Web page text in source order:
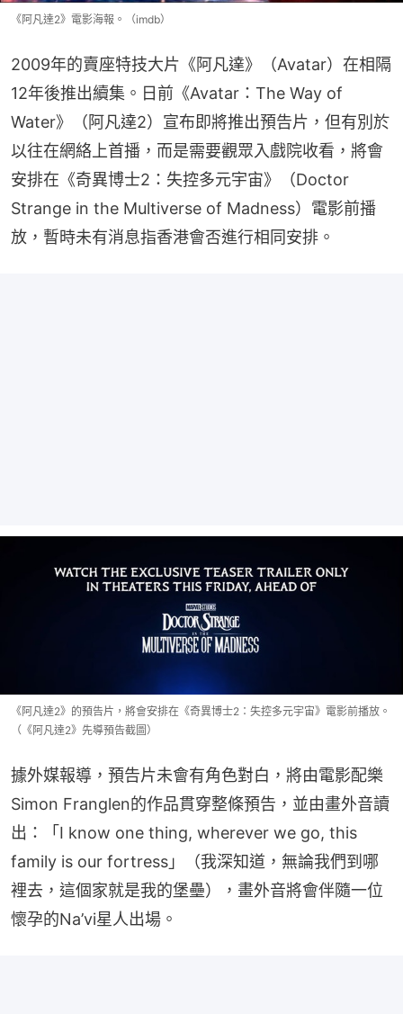
《阿凡達2》電影海報。（imdb）
2009年的賣座特技大片《阿凡達》（Avatar）在相隔
12年後推出續集。日前《Avatar：The Way of
Water》（阿凡達2）宣布即將推出預告片，但有別於
以往在網絡上首播，而是需要觀眾入戲院收看，將會
安排在《奇異博士2：失控多元宇宙》（Doctor
Strange in the Multiverse of Madness）電影前播
放，暫時未有消息指香港會否進行相同安排。
《阿凡達2》的預告片，將會安排在《奇異博士2：失控多元宇宙》電影前播放。
（《阿凡達2》先導預告截圖）
據外媒報導，預告片未會有角色對白，將由電影配樂
Simon Franglen的作品貫穿整條預告，並由畫外音讀
出：「I know one thing, wherever we go, this
family is our fortress」（我深知道，無論我們到哪
裡去，這個家就是我的堡壘），畫外音將會伴隨一位
懷孕的Na’vi星人出場。